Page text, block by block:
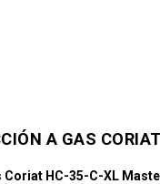
A GAS
Coriat HC-35-C-XL